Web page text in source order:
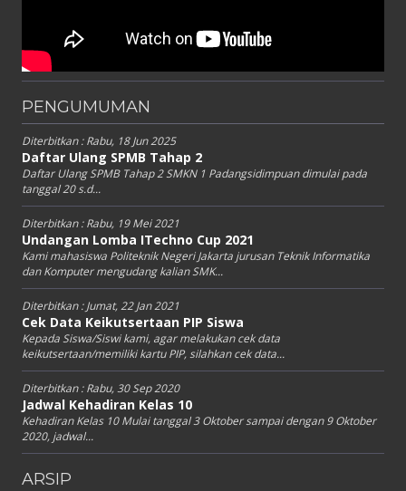
PENGUMUMAN
Diterbitkan :Rabu, 18 Jun 2025
Daftar Ulang SPMB Tahap 2
Daftar Ulang SPMB Tahap 2 SMKN 1 Padangsidimpuan dimulai pada
tanggal 20 s.d...
Diterbitkan :Rabu, 19 Mei 2021
Undangan Lomba ITechno Cup 2021
Kami mahasiswa Politeknik Negeri Jakarta jurusan Teknik Informatika
dan Komputer mengudang kalian SMK...
Diterbitkan :Jumat, 22 Jan 2021
Cek Data Keikutsertaan PIP Siswa
Kepada Siswa/Siswi kami, agar melakukan cek data
keikutsertaan/memiliki kartu PIP, silahkan cek data...
Diterbitkan :Rabu, 30 Sep 2020
Jadwal Kehadiran Kelas 10
Kehadiran Kelas 10 Mulai tanggal 3 Oktober sampai dengan 9 Oktober
2020, jadwal...
ARSIP